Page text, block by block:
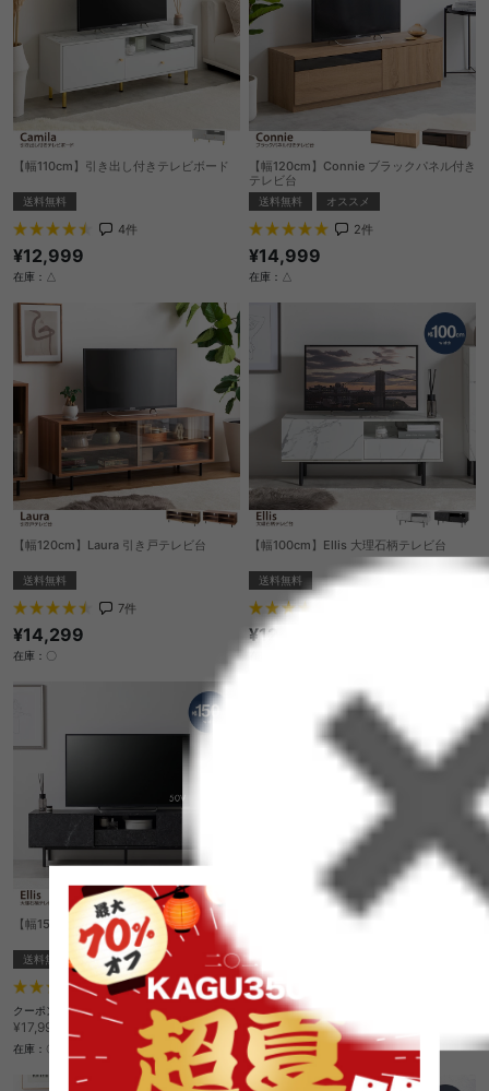
【幅110cm】引き出し付きテレビボード
送料無料
4件
¥12,999
在庫：△
【幅120cm】Connie ブラックパネル付き
テレビ台
送料無料 オススメ
2件
¥14,999
在庫：△
【幅120cm】Laura 引き戸テレビ台
送料無料
7件
¥14,299
在庫：〇
【幅100cm】Ellis 大理石柄テレビ台
送料無料
¥12,499
【幅150cm】大理石柄テレビ台
送料無料
1 件
クーポン利用で
¥17,999→ ¥15,299
在庫：〇
【幅100cm】Putie 引き戸テレビ台
¥9,999
在庫：〇